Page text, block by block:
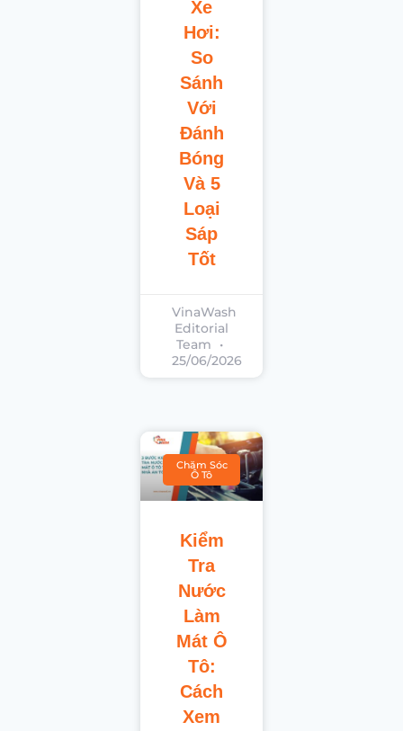
Xe
Hơi:
So
Sánh
Với
Đánh
Bóng
Và 5
Loại
Sáp
Tốt
VinaWash
Editorial
Team
25/06/2026
Chăm Sóc
Ô Tô
Kiểm
Tra
Nước
Làm
Mát Ô
Tô:
Cách
Xem